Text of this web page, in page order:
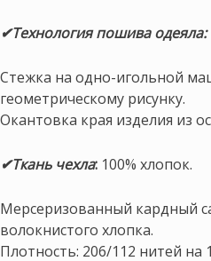
✔Технология пошива одеяла:
Стежка на одно-игольной
геометрическому рисунку.
Окантовка края изделия из
✔Ткань чехла: 100% хлопок.
Мерсеризованный кардный
волокнистого хлопка.
Плотность: 206/112 нитей на